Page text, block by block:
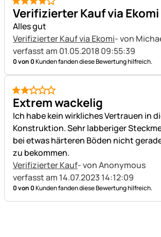
4 von 5
Verifizierter Kauf via Ekomi
Alles gut
Verifizierter Kauf via Ekomi- von
verfasst am 01.05.2018 09:55:39
0 von 0Kunden fanden diese Bewertung hilfreich.
2 von 5
Extrem wackelig
Ich habe kein wirkliches Vertrauen in
Konstruktion. Sehr labberiger
bei etwas härteren Böden nicht
zu bekommen.
Verifizierter Kauf- von Anonymous
verfasst am 14.07.2023 14:12:09
0 von 0Kunden fanden diese Bewertung hilfreich.